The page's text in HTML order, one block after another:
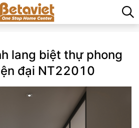
lang biệt thự phong cách hiện đại
lang biệt thự phong
đại NT22010